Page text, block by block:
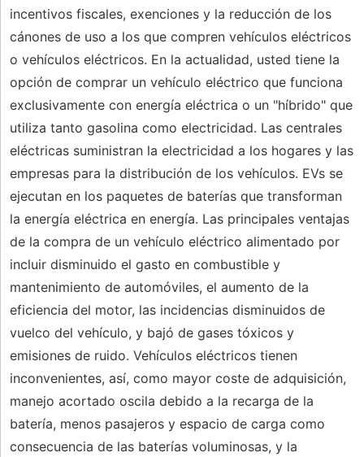
incentivos fiscales, exenciones y la reducción de los
cánones de uso a los que compren vehículos eléctricos
o vehículos eléctricos. En la actualidad, usted tiene la
opción de comprar un vehículo eléctrico que funciona
exclusivamente con energía eléctrica o un "híbrido" que
utiliza tanto gasolina como electricidad. Las centrales
eléctricas suministran la electricidad a los hogares y las
empresas para la distribución de los vehículos. EVs se
ejecutan en los paquetes de baterías que transforman
la energía eléctrica en energía. Las principales ventajas
de la compra de un vehículo eléctrico alimentado por
incluir disminuido el gasto en combustible y
mantenimiento de automóviles, el aumento de la
eficiencia del motor, las incidencias disminuidos de
vuelco del vehículo, y bajó de gases tóxicos y
emisiones de ruido. Vehículos eléctricos tienen
inconvenientes, así, como mayor coste de adquisición,
manejo acortado oscila debido a la recarga de la
batería, menos pasajeros y espacio de carga como
consecuencia de las baterías voluminosas, y la